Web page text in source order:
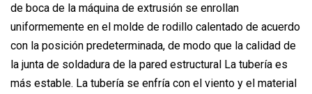
de boca de la máquina de extrusión se enrollan
uniformemente en el molde de rodillo calentado de acuerdo
con la posición predeterminada, de modo que la calidad de
la junta de soldadura de la pared estructural La tubería es
más estable. La tubería se enfría con el viento y el material